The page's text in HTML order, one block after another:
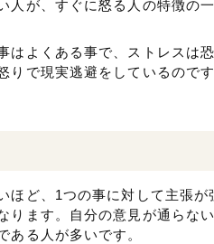
人が、すぐに怒る人の特徴の
はよくある事で、ストレスは
りで現実逃避をしているので
ほど、1つの事に対して主張
ります。自分の意見が通らな
ある人が多いです。